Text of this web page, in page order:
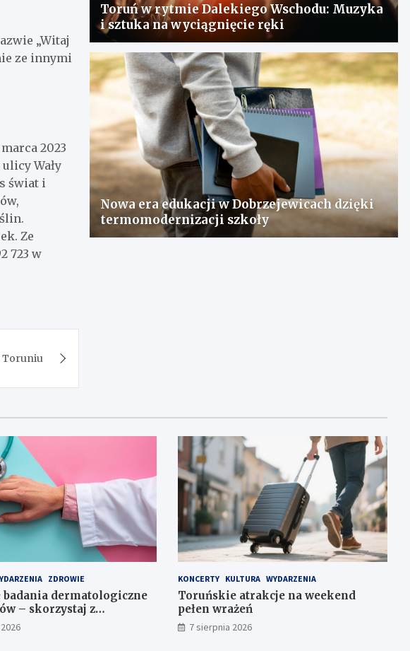
„Witaj
ze innymi
2023
Wały
świat i
Ze
723 w
Toruniu
Toruń w rytmie Dalekiego Wschodu: Muzyka
i sztuka na wyciągnięcie ręki
Nowa era edukacji w Dobrzejewicach dzięki
termomodernizacji szkoły
ZDROWIE
badania dermatologiczne
– skorzystaj z
gabinetu!
KONCERTY KULTURA WYDARZENIA
Toruńskie atrakcje na weekend
pełen wrażeń
7 sierpnia 2026